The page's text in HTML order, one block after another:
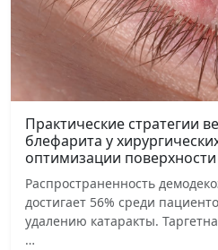
Практические стратегии
блефарита у
оптимизации поверхности
Распространенность
достигает 56% среди
удалению катаракты.
…